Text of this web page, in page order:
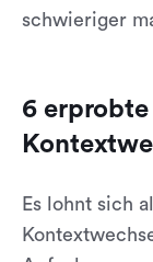
schwieriger
6
Es lohnt sich